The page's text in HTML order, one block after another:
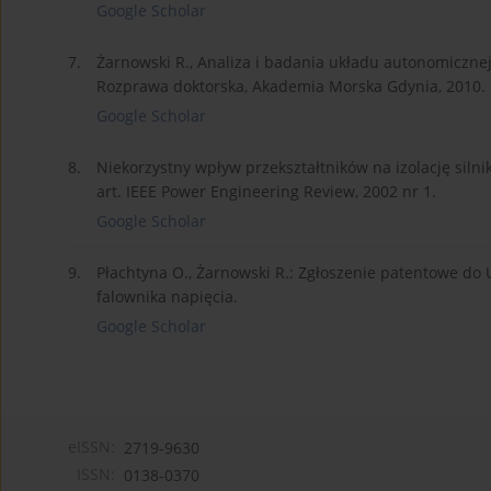
Google Scholar
7.
Żarnowski R., Analiza i badania układu
Rozprawa doktorska, Akademia Morska Gdynia, 2010.
Google Scholar
8.
Niekorzystny wpływ przekształtników na izolację
art. IEEE Power Engineering Review, 2002 nr 1.
Google Scholar
9.
Płachtyna O., Żarnowski R.: Zgłoszenie patentowe
falownika napięcia.
Google Scholar
2719-9630
0138-0370